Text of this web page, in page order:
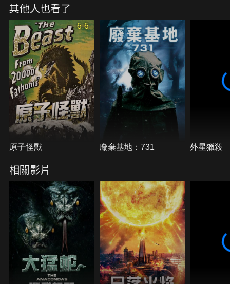
市內各地溫泉之間，肆虐人群！
其他人也看了
6.6
原子怪獸 廢棄基地：731 外星獵殺
相關影片